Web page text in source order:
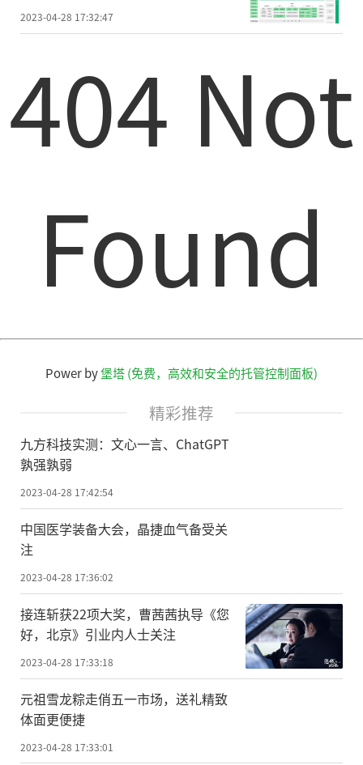
2023-04-28 17:32:47
404 Not
Found
Power by堡塔 (免费，高效和安全的托管控制面板)
精彩推荐
九方科技实测：文心一言、ChatGPT
孰强孰弱
2023-04-28 17:42:54
中国医学装备大会，晶捷血气备受关
注
2023-04-28 17:36:02
接连斩获22项大奖，曹茜茜执导《您
好，北京》引业内人士关注
2023-04-28 17:33:18
元祖雪龙粽走俏五一市场，送礼精致
体面更便捷
2023-04-28 17:33:01